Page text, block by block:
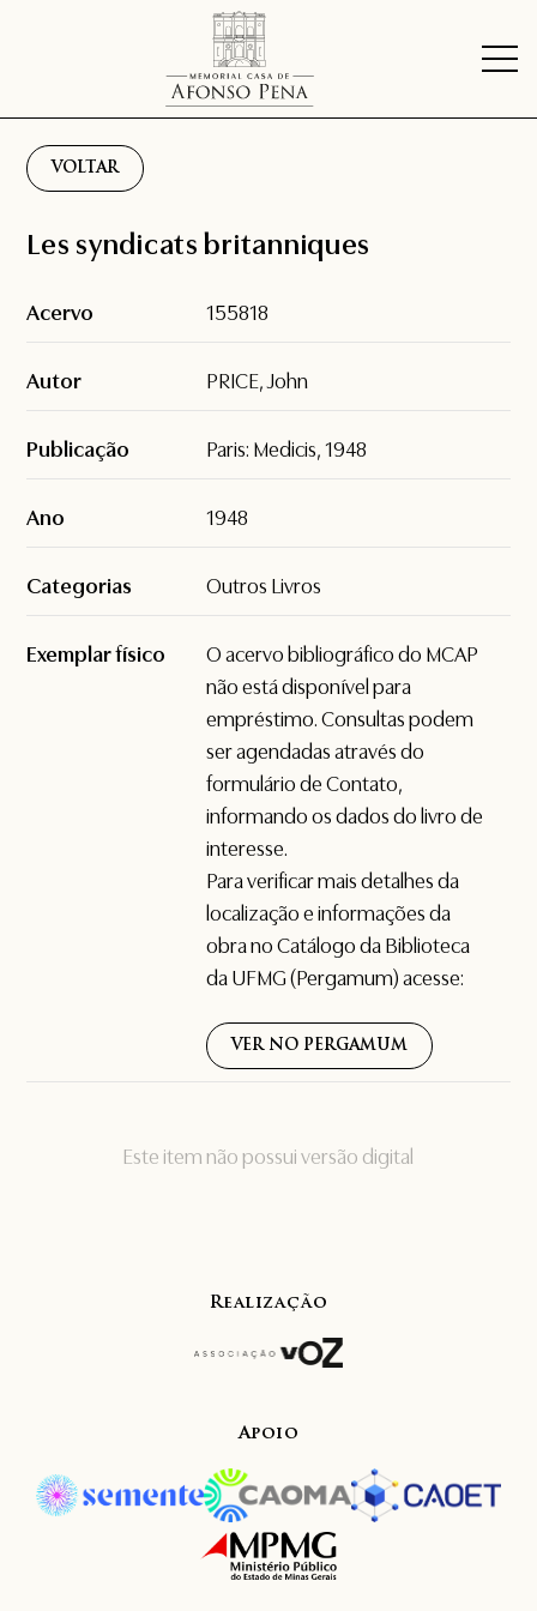
VOLTAR
Este item não possui versão digital
Les syndicats britanniques
Acervo 155818
Autor PRICE, John
Publicação Paris: Medicis, 1948
Ano 1948
Categorias Outros Livros
Exemplar físico
O acervo bibliográfico do MCAP
não está disponível para
empréstimo. Consultas podem
ser agendadas através do
formulário deContato,
informando os dados do livro de
interesse.
Para verificar mais detalhes da
localização e informações da
obra no Catálogo da Biblioteca
da UFMG (Pergamum) acesse:
VER NO PERGAMUM
Realização
Apoio